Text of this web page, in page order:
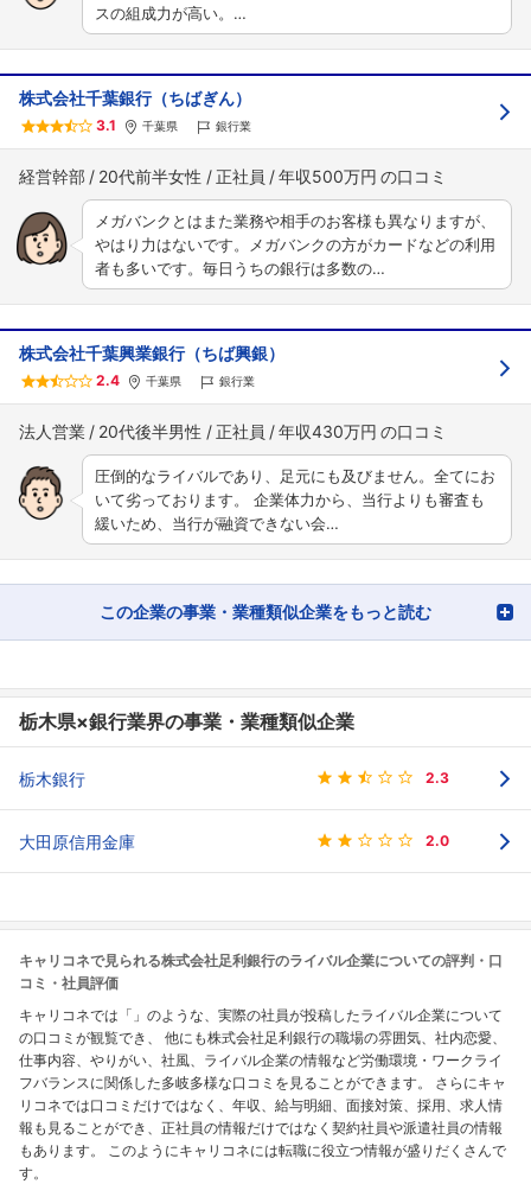
スの組成力が高い。…
株式会社千葉銀行（ちばぎん）
3.1 千葉県 銀行業
経営幹部 20代前半女性 正社員 年収500万円
メガバンクとはまた業務や相手のお客様も異なりますが、
やはり力はないです。メガバンクの方がカードなどの利用
者も多いです。毎日うちの銀行は多数の…
株式会社千葉興業銀行（ちば興銀）
2.4 千葉県 銀行業
法人営業 20代後半男性 正社員 年収430万円
圧倒的なライバルであり、足元にも及びません。全てにお
いて劣っております。 企業体力から、当行よりも審査も
緩いため、当行が融資できない会…
この企業の事業・業種類似企業をもっと読む
栃木県×銀行業界の事業・業種類似企業
栃木銀行 2.3
大田原信用金庫 2.0
キャリコネで見られる株式会社足利銀行のライバル企業についての評判・口
コミ・社員評価
キャリコネでは「」のような、実際の社員が投稿したライバル企業について
の口コミが観覧でき、 他にも株式会社足利銀行の職場の雰囲気、社内恋愛、
仕事内容、やりがい、社風、ライバル企業の情報など労働環境・ワークライ
フバランスに関係した多岐多様な口コミを見ることができます。 さらにキャ
リコネでは口コミだけではなく、年収、給与明細、面接対策、採用、求人情
報も見ることができ、正社員の情報だけではなく契約社員や派遣社員の情報
もあります。 このようにキャリコネには転職に役立つ情報が盛りだくさんで
す。